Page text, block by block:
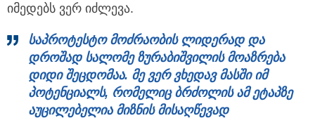
იმედებს ვერ იძლევა.
საპროტესტო მოძრაობის ლიდერად და
დროშად სალომე ზურაბიშვილის მოაზრება
დიდი შეცდომაა. მე ვერ ვხედავ მასში იმ
პოტენციალს, რომელიც ბრძოლის ამ ეტაპზე
აუცილებელია მიზნის მისაღწევად